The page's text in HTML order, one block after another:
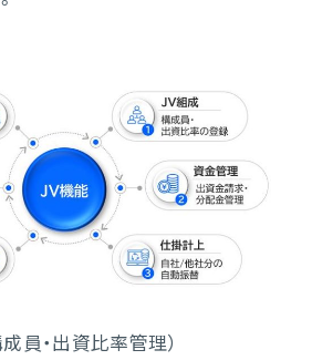
成員・出資比率管理）